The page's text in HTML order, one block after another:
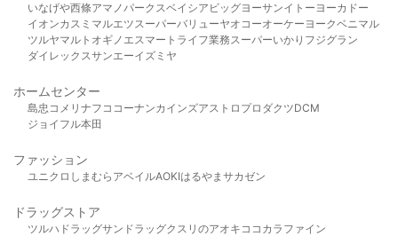
いなげや西條アマノパークスベイシア ビッグヨーサンイトーヨーカドー
イオンカスミ マルエツスーパーバリューヤオコーオーケー ヨークベニマル
ツルヤマルト オギノ エスマート ライフ業務スーパーいかり フジグラン
ダイレックスサンエーイズミヤ
ホームセンター
島忠 コメリ ナフコ コーナンカインズアストロプロダクツDCM
ジョイフル本田
ファッション
ユニクロ しまむら アベイルAOKIはるやま サカゼン
ドラッグストア
ツルハドラッグサンドラッグクスリのアオキ ココカラファイン